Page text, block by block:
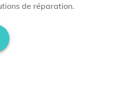
de réparation.